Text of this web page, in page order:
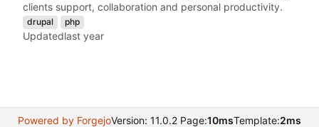
clients support, collaboration and personal productivity.
drupal php
Updated
Powered by ForgejoVersion: 11.0.2 Page:10msTemplate:2ms